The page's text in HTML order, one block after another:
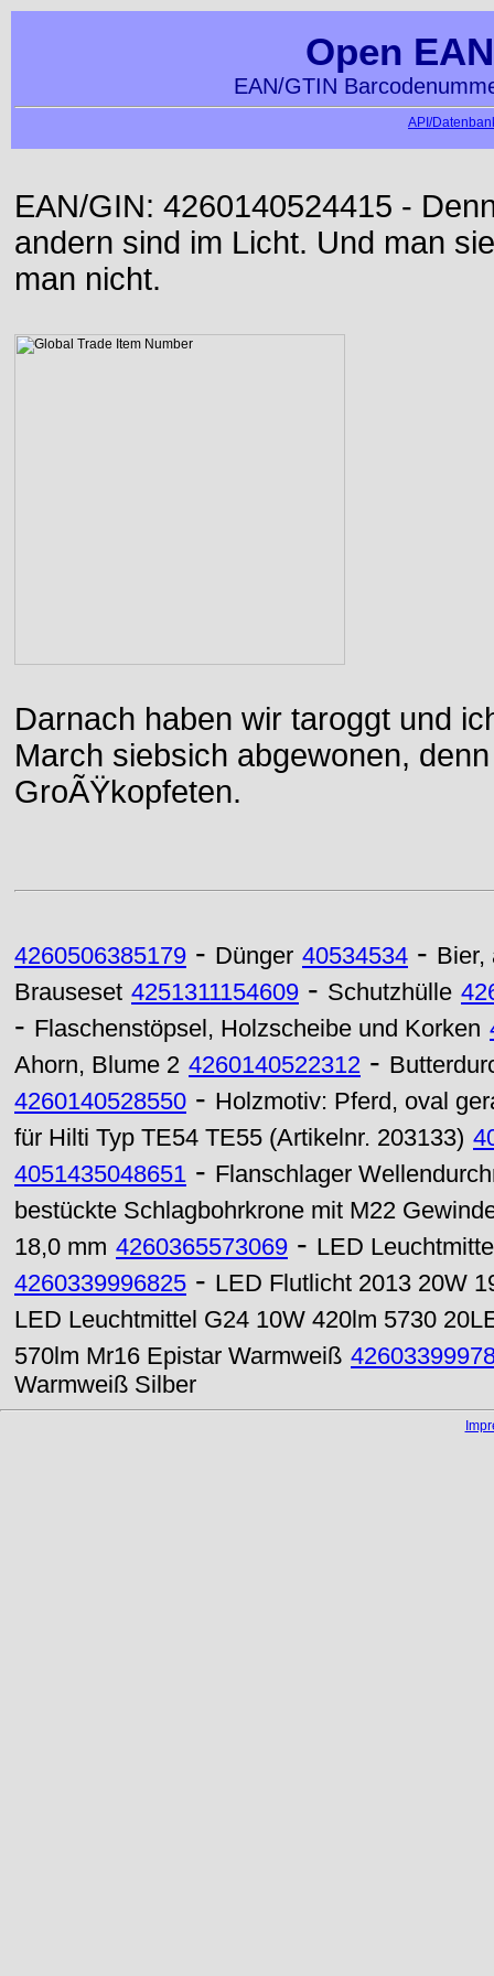
Open
EAN/GTIN
API/
EAN/GIN: 4260140524415 -
andern sind im Licht. Und man
man nicht.
Darnach haben wir taroggt und
March siebsich abgewonen,
GroÃŸkopfeten.
4260506385179 - Dünger 40534534 - Bier,
Brauseset 4251311154609 - Schutzhülle
- Flaschenstöpsel, Holzscheibe und Korken
Ahorn, Blume 2 4260140522312 -
4260140528550 - Holzmotiv: Pferd, oval
für Hilti Typ TE54 TE55 (Artikelnr. 203133)
4051435048651 - Flanschlager
bestückte Schlagbohrkrone mit M22
18,0 mm 4260365573069 - LED
4260339996825 - LED Flutlicht 2013 20W
LED Leuchtmittel G24 10W 420lm 5730
570lm Mr16 Epistar Warmweiß
Warmweiß Silber